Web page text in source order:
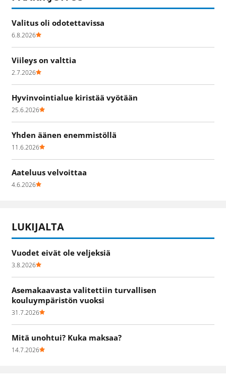
Valitus oli odotettavissa
6.8.2026
Viileys on valttia
2.7.2026
Hyvinvointialue kiristää vyötään
25.6.2026
Yhden äänen enemmistöllä
11.6.2026
Aateluus velvoittaa
4.6.2026
LUKIJALTA
Vuodet eivät ole veljeksiä
3.8.2026
Asemakaavasta valitettiin turvallisen
kouluympäristön vuoksi
31.7.2026
Mitä unohtui? Kuka maksaa?
14.7.2026